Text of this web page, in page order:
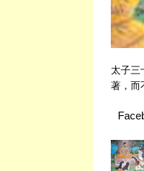
太子三
著，而